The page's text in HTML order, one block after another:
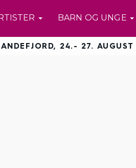
BARN OG UNGE
24.- 27.